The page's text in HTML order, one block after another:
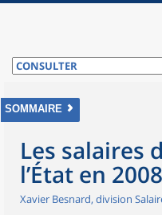
SOMMAIRE
Les salaires
l’État en 2008
Xavier Besnard, division